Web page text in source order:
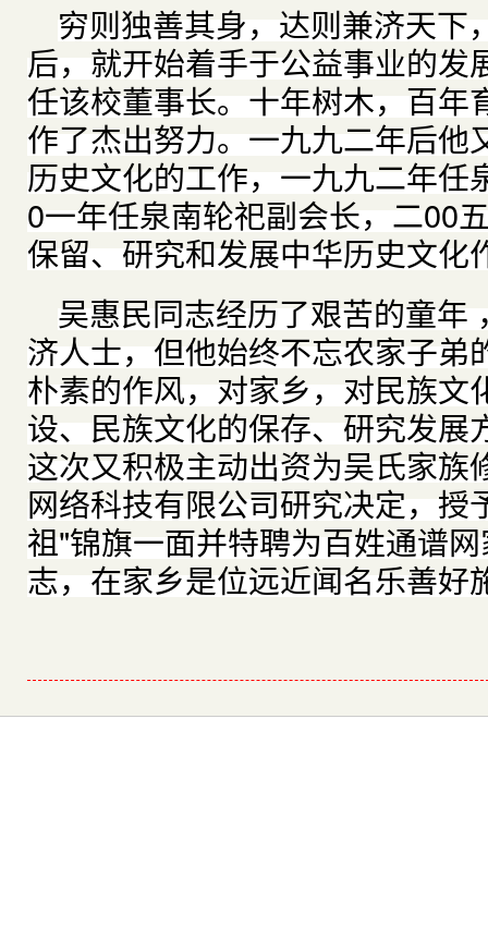
穷则独善其身，达则兼济天下
后，就开始着手于公益事业的
任该校董事长。十年树木，百
作了杰出努力。一九九二年后
历史文化的工作，一九九二年
0一年任泉南轮祀副会长，二00
保留、研究和发展中华历史文化
吴惠民同志经历了艰苦的童年
济人士，但他始终不忘农家子
朴素的作风，对家乡，对民族
设、民族文化的保存、研究发
这次又积极主动出资为吴氏家
网络科技有限公司研究决定，授
祖"锦旗一面并特聘为百姓通谱
志，在家乡是位远近闻名乐善好